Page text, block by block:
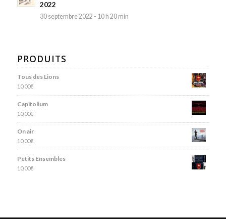
2022
30 septembre 2022 - 10 h 20 min
PRODUITS
Tous des Lions
10,00€
Capitolium
10,00€
On air
10,00€
Petits Ensembles
10,00€